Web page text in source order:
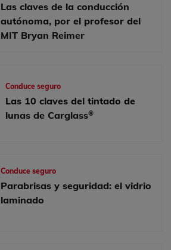
Las claves de la conducción
autónoma, por el profesor del
MIT Bryan Reimer
Conduce seguro
Las 10 claves del tintado de
lunas de Carglass®
Conduce seguro
Parabrisas y seguridad: el vidrio
laminado